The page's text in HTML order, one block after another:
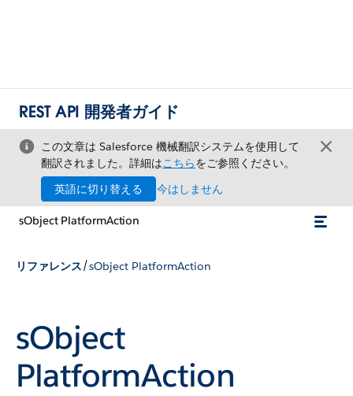
REST API 開発者ガイド
この文章は Salesforce 機械翻訳システムを使用して
翻訳されました。詳細はこちらをご参照ください。
英語に切り替える
今はしません
sObject PlatformAction
リファレンス/sObject PlatformAction
sObject
PlatformAction